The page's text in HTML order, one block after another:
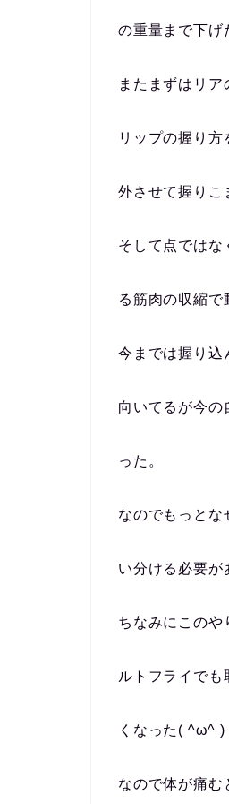
の重量まで下げ
またまずはリ
リップの握り方
外させて握りこ
そして点ではな
る筋肉の収縮
今までは握り込
向いてるが今の
った。
なのでもっとな
い分ける必要が
ちなみにこのや
ルトフライでも
くなった( ^ω^ )
なので体が痛む